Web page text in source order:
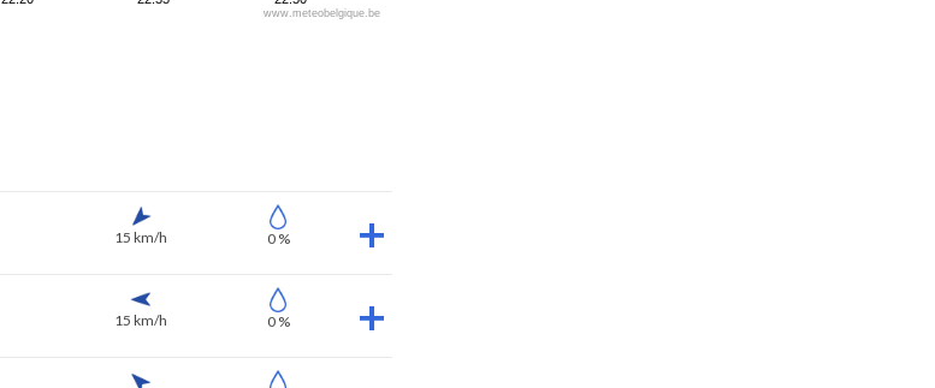
www.meteobelgique.be
15 km/h 0 %
15 km/h 0 %